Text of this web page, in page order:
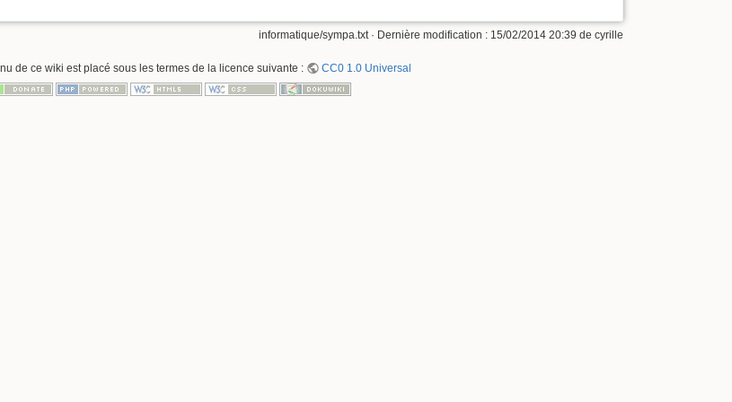
informatique/sympa.txt· Dernière modification : 15/02/2014 20:39 de cyrille
de ce wiki est placé sous les termes de la licence suivante : CC0 1.0 Universal